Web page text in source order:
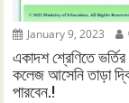
January 9, 2023
একাদশ শ্রেণিতে
কলেজ আসেনি তাড়া
পারবেন.!